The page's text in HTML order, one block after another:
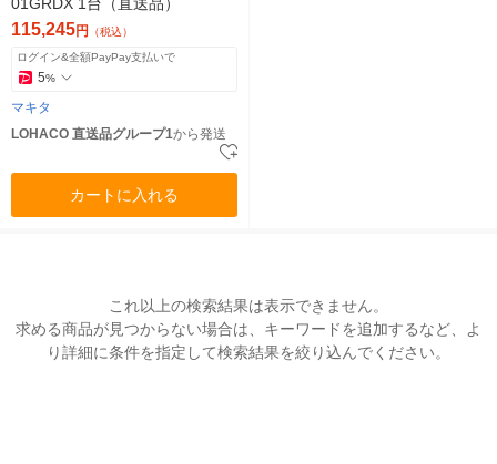
115,245円 （税込）
ログイン&全額PayPay支払いで
5%
マキタ
LOHACO 直送品グループ1から発送
カートに入れる
これ以上の検索結果は表示できません。
求める商品が見つからない場合は、キーワードを追加するなど、よ
り詳細に条件を指定して検索結果を絞り込んでください。